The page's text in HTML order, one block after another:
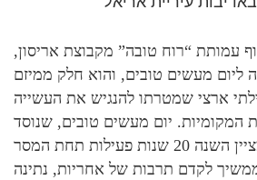
עמותת “רוח טובה” מקבוצת אריסון,
ציון 20 שנה ליום מעשים טובים, והוא חלק ממיזם
ארצי שמטרתו להנגיש את העשייה
המקומיות. יום מעשים טובים, שנוסד
על ידי שרי אריסון, מציין השנה 20 שנות פעילות תחת המסר
לקדם תרבות של אחריות, נתינה